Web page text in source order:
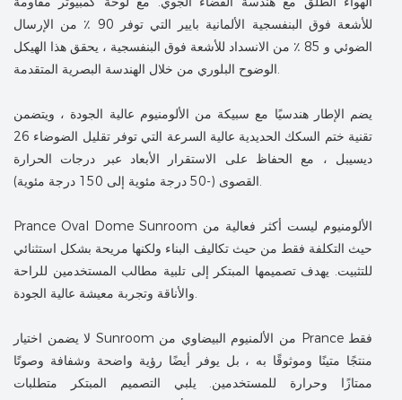
للأشعة فوق البنفسجية الألمانية بايير التي توفر 90 ٪ من الإرسال
الضوئي و 85 ٪ من الانسداد للأشعة فوق البنفسجية ، يحقق هذا الهيكل
الوضوح البلوري من خلال الهندسة البصرية المتقدمة.
يضم الإطار هندسيًا مع سبيكة من الألومنيوم عالية الجودة ، ويتضمن
تقنية ختم السكك الحديدية عالية السرعة التي توفر تقليل الضوضاء 26
ديسيبل ، مع الحفاظ على الاستقرار الأبعاد عبر درجات الحرارة
القصوى (-50 درجة مئوية إلى 150 درجة مئوية).
Prance Oval Dome Sunroom الألومنيوم ليست أكثر فعالية من
حيث التكلفة فقط من حيث تكاليف البناء ولكنها مريحة بشكل استثنائي
للتثبيت. يهدف تصميمها المبتكر إلى تلبية مطالب المستخدمين للراحة
والأناقة وتجربة معيشة عالية الجودة.
لا يضمن اختيار Sunroom من الألمنيوم البيضاوي من Prance فقط
منتجًا متينًا وموثوقًا به ، بل يوفر أيضًا رؤية واضحة وشفافة وصوتًا
ممتازًا وحرارة للمستخدمين. يلبي التصميم المبتكر متطلبات